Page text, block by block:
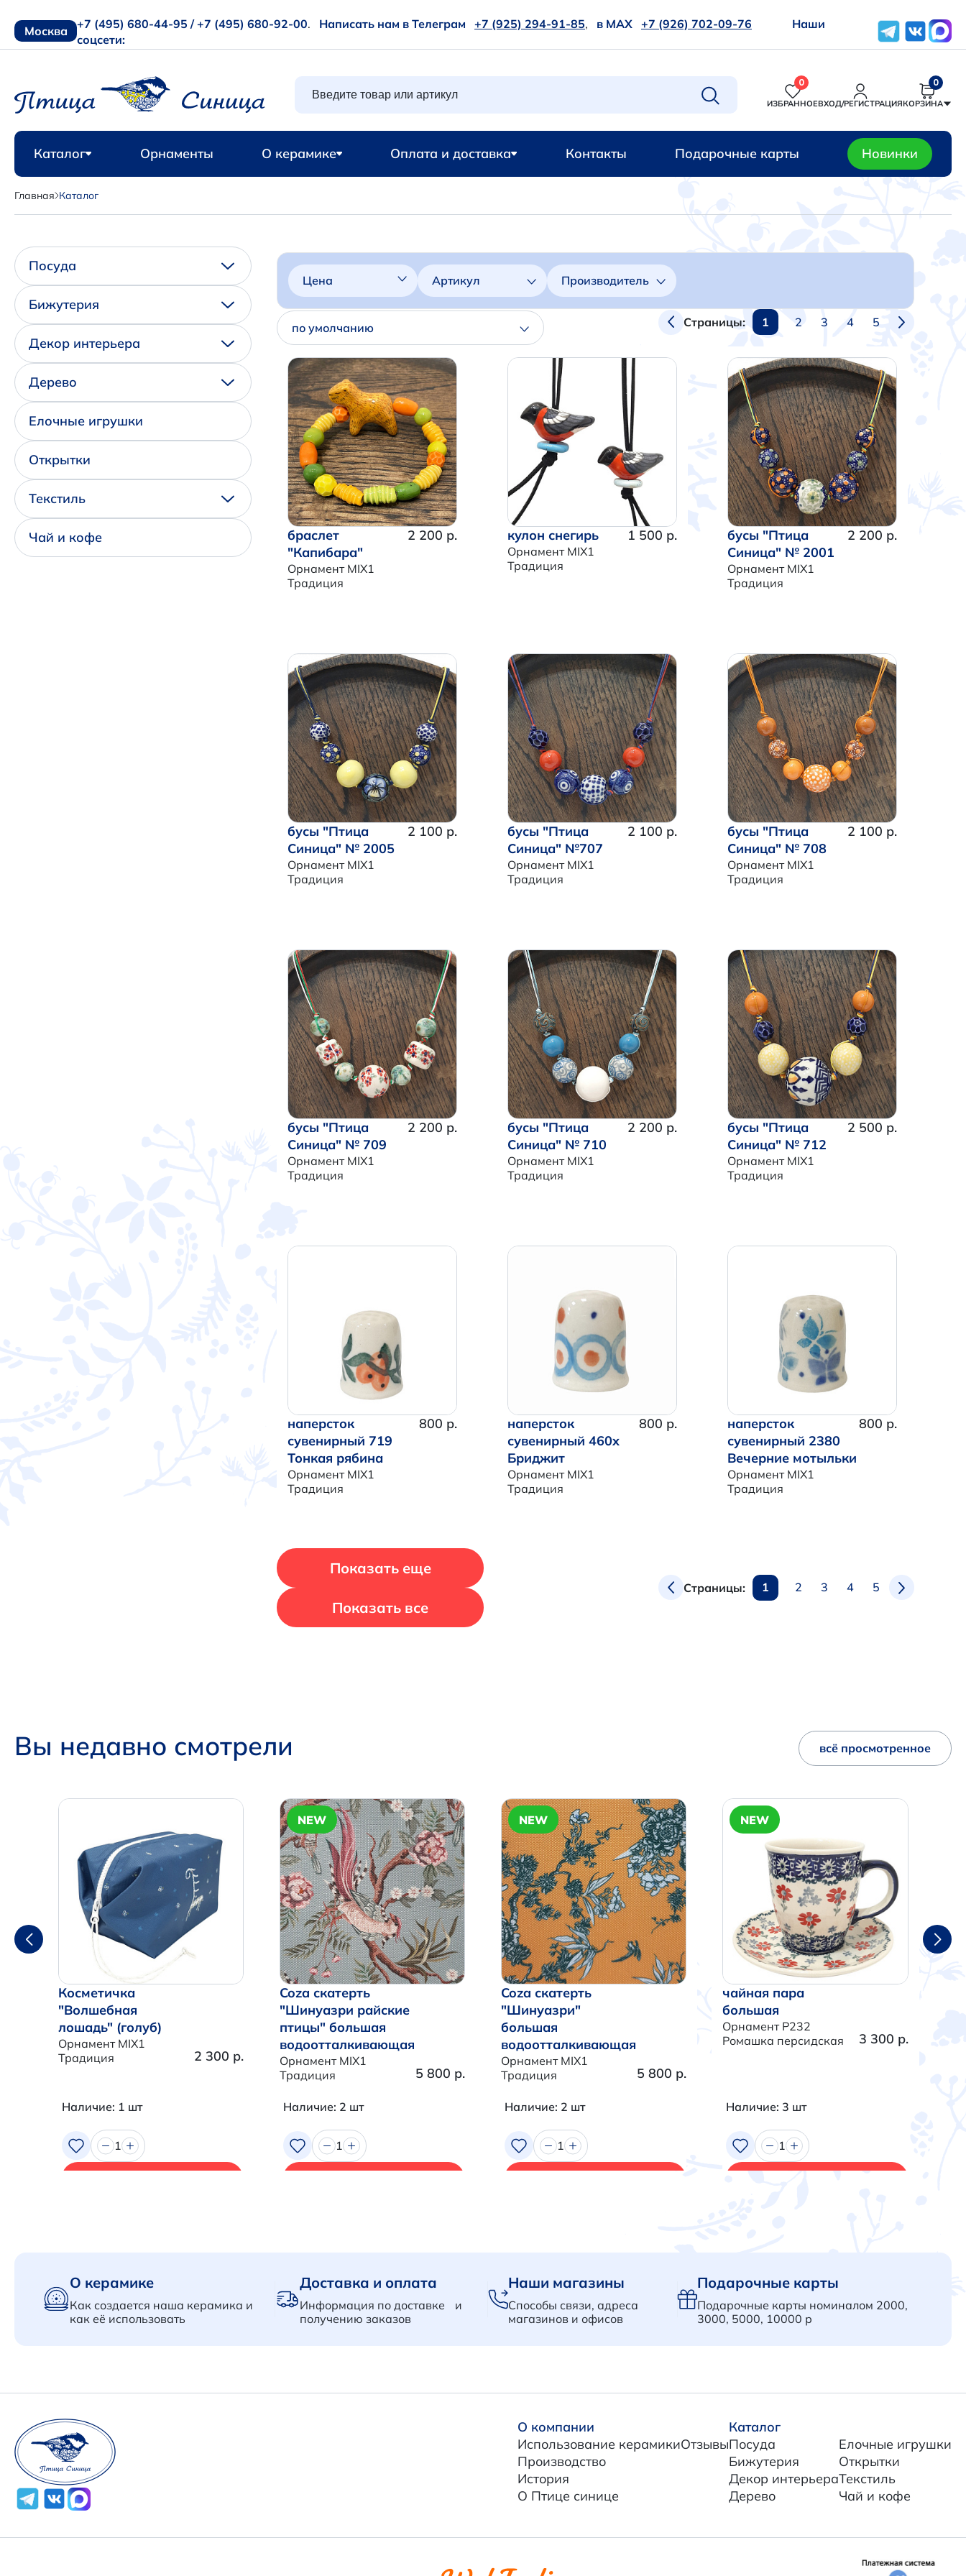
Москва +7 (495) 680-44-95 / +7 (495) 680-92-00. Написать нам в Телеграм +7 (925) 294-91-85, в MAX +7 (926) 702-09-76
Наши
соцсети:
0
ИЗБРАННОЕВХОД/РЕГИСТРАЦИЯ
0
КОРЗИНА
0 р.
Продолжить покупки
Перейти в корзину
Каталог Орнаменты О керамике Оплата и доставка Контакты Подарочные карты Новинки
Главная Каталог
Посуда
Бижутерия
Декор интерьера
Дерево
Елочные игрушки
Открытки
Текстиль
Чай и кофе
Цена Артикул Производитель
по умолчанию Страницы: 1 2 3 4 5
браслет
"Капибара"
Орнамент MIX1
Традиция
2 200 р. кулон снегирь
Орнамент MIX1
Традиция
1 500 р.
бусы "Птица
Синица" № 2001
Орнамент MIX1
Традиция
2 200 р.
бусы "Птица
Синица" № 2005
Орнамент MIX1
Традиция
2 100 р.
бусы "Птица
Синица" №707
Орнамент MIX1
Традиция
2 100 р.
бусы "Птица
Синица" № 708
Орнамент MIX1
Традиция
2 100 р.
бусы "Птица
Синица" № 709
Орнамент MIX1
Традиция
2 200 р.
бусы "Птица
Синица" № 710
Орнамент MIX1
Традиция
2 200 р.
бусы "Птица
Синица" № 712
Орнамент MIX1
Традиция
2 500 р.
наперсток
сувенирный 719
Тонкая рябина
Орнамент MIX1
Традиция
800 р.
наперсток
сувенирный 460x
Бриджит
Орнамент MIX1
Традиция
800 р.
наперсток
сувенирный 2380
Вечерние мотыльки
Орнамент MIX1
Традиция
800 р.
Показать еще
Показать все
Страницы: 1 2 3 4 5
Вы недавно смотрели всё просмотренное
Косметичка
"Волшебная
лошадь" (голуб)
Орнамент MIX1
Традиция
2 300 р.
Наличие: 1 шт
1
NEW
Coza скатерть
"Шинуазри райские
птицы" большая
водоотталкивающая
Орнамент MIX1
Традиция
5 800 р.
Наличие: 2 шт
1
NEW
Coza скатерть
"Шинуазри"
большая
водоотталкивающая
Орнамент MIX1
Традиция
5 800 р.
Наличие: 2 шт
1
NEW
чайная пара
большая
Орнамент P232
Ромашка персидская
3 300 р.
Наличие: 3 шт
1
О керамике
Как создается наша керамика и
как её использовать
Доставка и оплата
Информация по доставке и
получению заказов
Наши магазины
Способы связи, адреса
магазинов и офисов
Подарочные карты
Подарочные карты номиналом 2000,
3000, 5000, 10000 р
О компании
Использование керамики
Производство
История
О Птице синице
Отзывы
Каталог
Посуда
Бижутерия
Декор интерьера
Дерево
Елочные игрушки
Открытки
Текстиль
Чай и кофе